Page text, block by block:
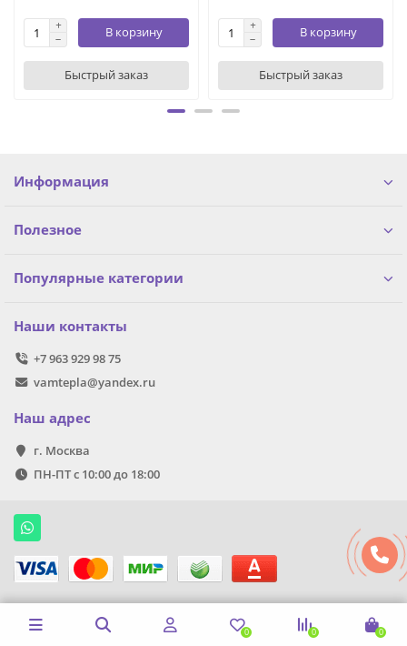
В корзину
Быстрый заказ
В корзину
Быстрый заказ
Информация
Полезное
Популярные категории
Наши контакты
+7 963 929 98 75
vamtepla@yandex.ru
Наш адрес
г. Москва
ПН-ПТ с 10:00 до 18:00
0
0
0